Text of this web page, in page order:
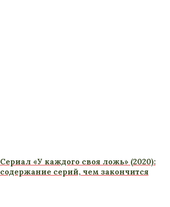
Сериал «У каждого своя ложь» (2020):
содержание серий, чем закончится